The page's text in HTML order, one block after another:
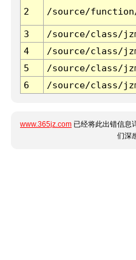
2 /source/
3 /source/class/
4
/source/class/
5
/source/class/
6
/source/class/
www.365jz.com 已经将此出错信息
们深